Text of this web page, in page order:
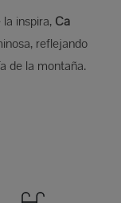
inspira, Ca
reflejando
de la montaña.